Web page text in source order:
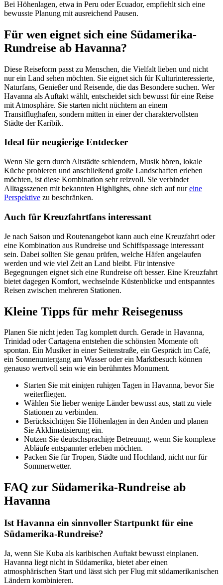
Bei Höhenlagen, etwa in Peru oder Ecuador, empfiehlt sich eine
bewusste Planung mit ausreichend Pausen.
Für wen eignet sich eine Südamerika-
Rundreise ab Havanna?
Diese Reiseform passt zu Menschen, die Vielfalt lieben und nicht
nur ein Land sehen möchten. Sie eignet sich für Kulturinteressierte,
Naturfans, Genießer und Reisende, die das Besondere suchen. Wer
Havanna als Auftakt wählt, entscheidet sich bewusst für eine Reise
mit Atmosphäre. Sie starten nicht nüchtern an einem
Transitflughafen, sondern mitten in einer der charaktervollsten
Städte der Karibik.
Ideal für neugierige Entdecker
Wenn Sie gern durch Altstädte schlendern, Musik hören, lokale
Küche probieren und anschließend große Landschaften erleben
möchten, ist diese Kombination sehr reizvoll. Sie verbindet
Alltagsszenen mit bekannten Highlights, ohne sich auf nureine
Perspektive zu beschränken.
Auch für Kreuzfahrtfans interessant
Je nach Saison und Routenangebot kann auch eine Kreuzfahrt oder
eine Kombination aus Rundreise und Schiffspassage interessant
sein. Dabei sollten Sie genau prüfen, welche Häfen angelaufen
werden und wie viel Zeit an Land bleibt. Für intensive
Begegnungen eignet sich eine Rundreise oft besser. Eine Kreuzfahrt
bietet dagegen Komfort, wechselnde Küstenblicke und entspanntes
Reisen zwischen mehreren Stationen.
Kleine Tipps für mehr Reisegenuss
Planen Sie nicht jeden Tag komplett durch. Gerade in Havanna,
Trinidad oder Cartagena entstehen die schönsten Momente oft
spontan. Ein Musiker in einer Seitenstraße, ein Gespräch im Café,
ein Sonnenuntergang am Wasser oder ein Marktbesuch können
genauso wertvoll sein wie ein berühmtes Monument.
Starten Sie mit einigen ruhigen Tagen in Havanna, bevor Sie
weiterfliegen.
Wählen Sie lieber wenige Länder bewusst aus, statt zu viele
Stationen zu verbinden.
Berücksichtigen Sie Höhenlagen in den Anden und planen
Sie Akklimatisierung ein.
Nutzen Sie deutschsprachige Betreuung, wenn Sie komplexe
Abläufe entspannter erleben möchten.
Packen Sie für Tropen, Städte und Hochland, nicht nur für
Sommerwetter.
FAQ zur Südamerika-Rundreise ab
Havanna
Ist Havanna ein sinnvoller Startpunkt für eine
Südamerika-Rundreise?
Ja, wenn Sie Kuba als karibischen Auftakt bewusst einplanen.
Havanna liegt nicht in Südamerika, bietet aber einen
atmosphärischen Start und lässt sich per Flug mit südamerikanischen
Ländern kombinieren.